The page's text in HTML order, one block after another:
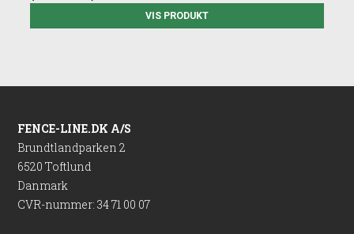
VIS PRODUKT
FENCE-LINE.DK A/S
Brundtlandparken 2
6520 Toftlund
Danmark
CVR-nummer: 34 71 00 07